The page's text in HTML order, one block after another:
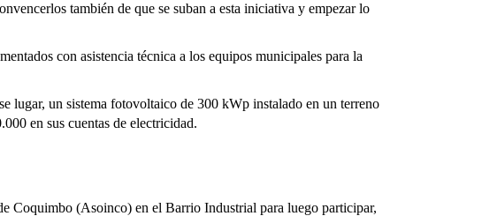
también de que se suban a esta iniciativa y empezar lo
con asistencia técnica a los equipos municipales para la
lugar, un sistema fotovoltaico de 300 kWp instalado en un terreno
en sus cuentas de electricidad.
Coquimbo (Asoinco) en el Barrio Industrial para luego participar,